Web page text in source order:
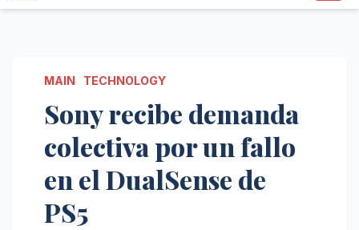
MAIN TECHNOLOGY
Sony recibe demanda
colectiva por un fallo
en el DualSense de
PS5